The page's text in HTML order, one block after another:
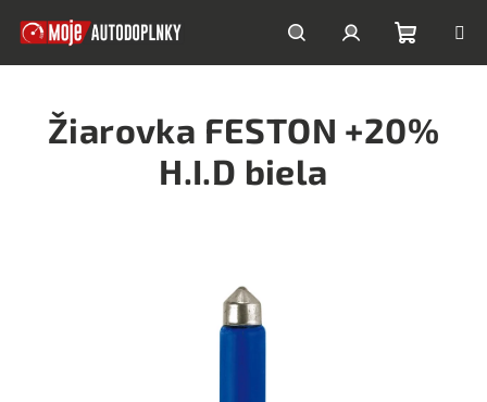
HľadaťPrihlásenie
košík
Žiarovka FESTON +20%
H.I.D biela